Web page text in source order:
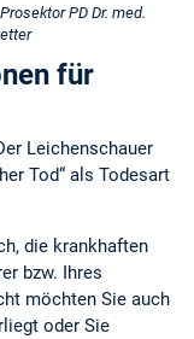
PD Dr. med.
für
Leichenschauer
Tod“ als Todesart
die krankhaften
bzw. Ihres
möchten Sie auch
oder Sie